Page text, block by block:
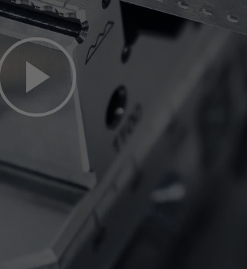
Video anzusehen, aktivieren Sie in den